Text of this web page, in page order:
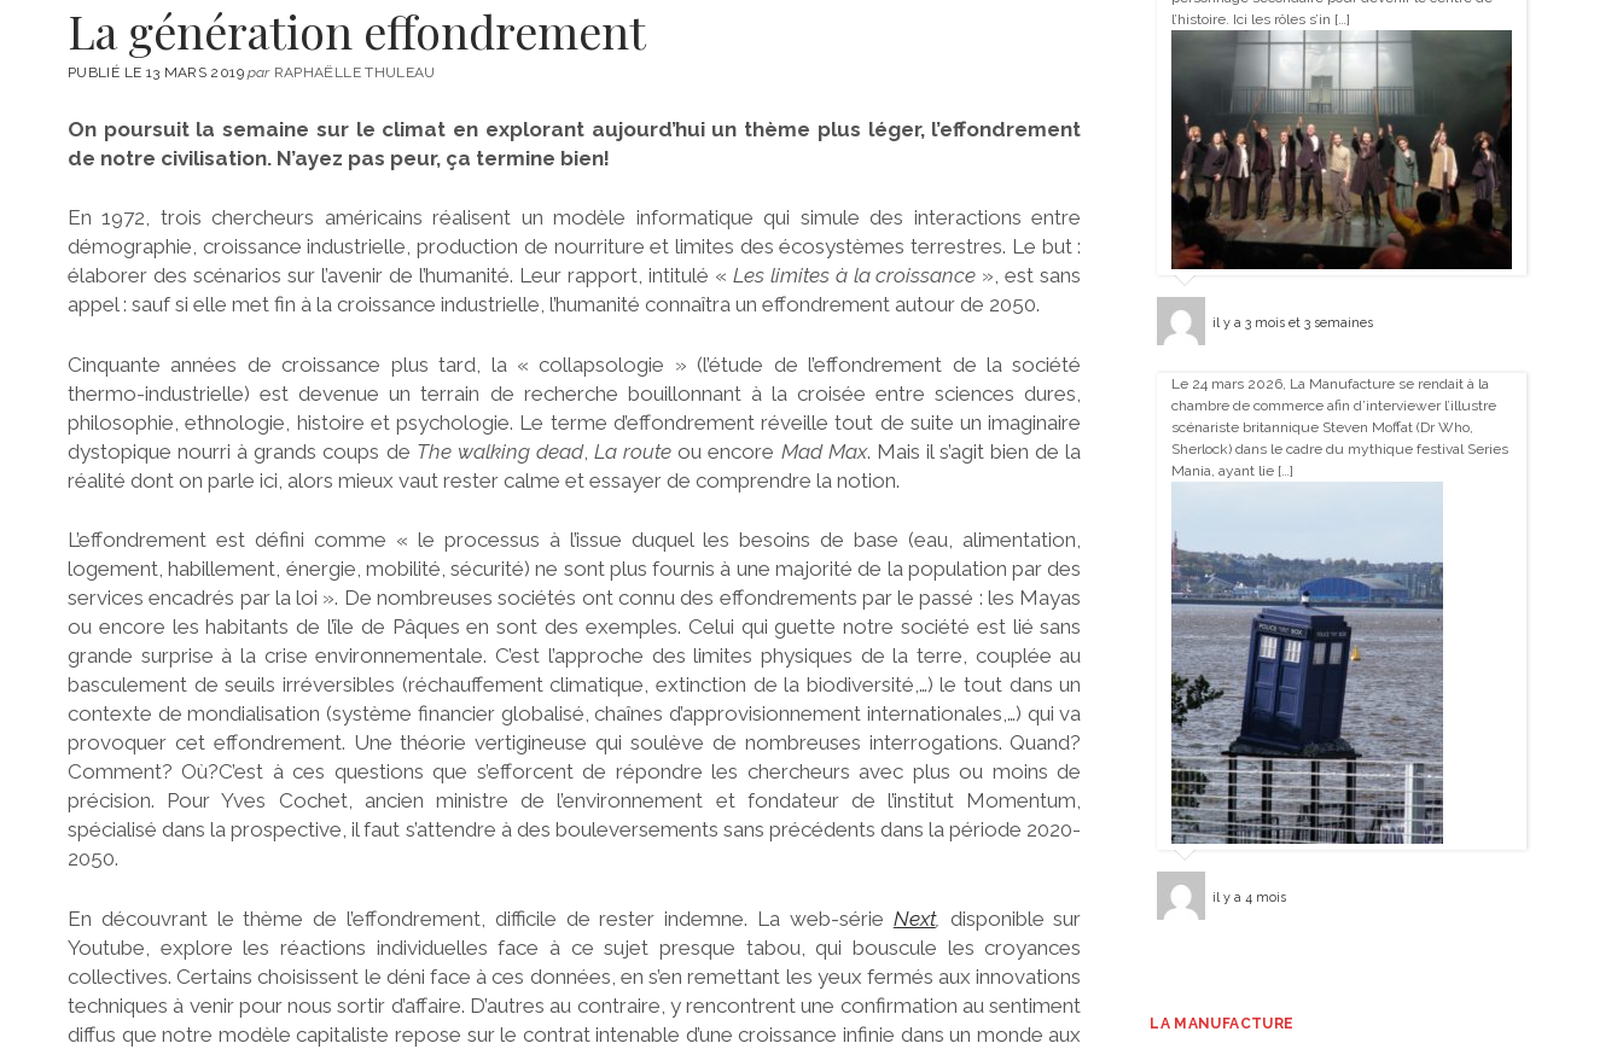
La génération effondrement
PUBLIÉ LE 13 MARS 2019parRAPHAËLLE THULEAU
On poursuit la semaine sur le climat en explorant aujourd’hui un thème plus léger, l’effondrement
de notre civilisation. N’ayez pas peur, ça termine bien!
En 1972, trois chercheurs américains réalisent un modèle informatique qui simule des interactions entre
démographie, croissance industrielle, production de nourriture et limites des écosystèmes terrestres. Le but :
élaborer des scénarios sur l’avenir de l’humanité. Leur rapport, intitulé « Les limites à la croissance », est sans
appel : sauf si elle met fin à la croissance industrielle, l’humanité connaîtra un effondrement autour de 2050.
Cinquante années de croissance plus tard, la « collapsologie » (l’étude de l’effondrement de la société
thermo-industrielle) est devenue un terrain de recherche bouillonnant à la croisée entre sciences dures,
philosophie, ethnologie, histoire et psychologie. Le terme d’effondrement réveille tout de suite un imaginaire
dystopique nourri à grands coups de The walking dead,La route ou encore Mad Max. Mais il s’agit bien de la
réalité dont on parle ici, alors mieux vaut rester calme et essayer de comprendre la notion.
L’effondrement est défini comme « le processus à l’issue duquel les besoins de base (eau, alimentation,
logement, habillement, énergie, mobilité, sécurité) ne sont plus fournis à une majorité de la population par des
services encadrés par la loi ». De nombreuses sociétés ont connu des effondrements par le passé : les Mayas
ou encore les habitants de l’île de Pâques en sont des exemples. Celui qui guette notre société est lié sans
grande surprise à la crise environnementale. C’est l’approche des limites physiques de la terre, couplée au
basculement de seuils irréversibles (réchauffement climatique, extinction de la biodiversité,…) le tout dans un
contexte de mondialisation (système financier globalisé, chaînes d’approvisionnement internationales,…) qui va
provoquer cet effondrement. Une théorie vertigineuse qui soulève de nombreuses interrogations. Quand?
Comment? Où?C’est à ces questions que s’efforcent de répondre les chercheurs avec plus ou moins de
précision. Pour Yves Cochet, ancien ministre de l’environnement et fondateur de l’institut Momentum,
spécialisé dans la prospective, il faut s’attendre à des bouleversements sans précédents dans la période 2020-
2050.
En découvrant le thème de l’effondrement, difficile de rester indemne. La web-série Next, disponible sur
Youtube, explore les réactions individuelles face à ce sujet presque tabou, qui bouscule les croyances
collectives. Certains choisissent le déni face à ces données, en s’en remettant les yeux fermés aux innovations
techniques à venir pour nous sortir d’affaire. D’autres au contraire, y rencontrent une confirmation au sentiment
diffus que notre modèle capitaliste repose sur le contrat intenable d’une croissance infinie dans un monde aux
l’histoire. Ici les rôles s’in […]
il y a 3 mois et 3 semaines
Le 24 mars 2026, La Manufacture se rendait à la
chambre de commerce afin d’interviewer l’illustre
scénariste britannique Steven Moffat (Dr Who,
Sherlock) dans le cadre du mythique festival Series
Mania, ayant lie […]
il y a 4 mois
LA MANUFACTURE